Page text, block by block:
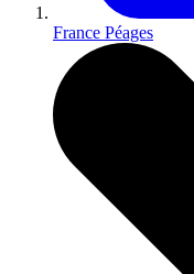
France Péages